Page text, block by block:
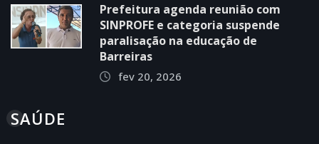
Prefeitura agenda reunião com
SINPROFE e categoria suspende
paralisação na educação de
Barreiras
fev 20, 2026
SAÚDE